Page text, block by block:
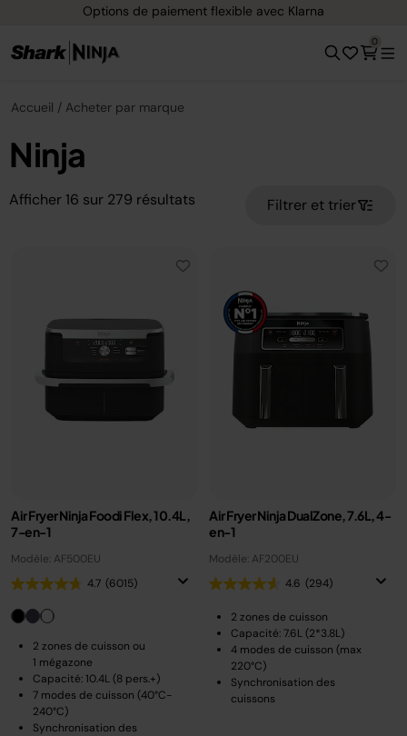
de paiement flexible avec Klarna
0
Accueil Acheter par marque
Ninja
Afficher 16 sur 279 résultats Filtrer et trier
Air Fryer Ninja Foodi Flex, 10.4L,
7-en-1
Modèle: AF500EU
4.7 (6015)
2 zones de cuisson ou
1 mégazone
Capacité: 10.4L (8 pers.+)
7 modes de cuisson (40°C-
240°C)
Synchronisation des
Air Fryer Ninja DualZone, 7.6L, 4-
en-1
Modèle: AF200EU
4.6 (294)
2 zones de cuisson
Capacité: 7.6L (2*3.8L)
4 modes de cuisson (max
220°C)
Synchronisation des
cuissons